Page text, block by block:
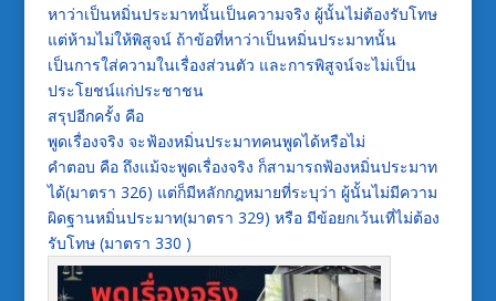
หาว่าเป็นหมิ่นประมาทนั้นเป็นความจริง ผู้นั้นไม่ต้องรับโทษ
แต่ห้ามไม่ให้พิสูจน์ ถ้าข้อที่หาว่าเป็นหมิ่นประมาทนั้น
เป็นการใส่ความในเรื่องส่วนตัว และการพิสูจน์จะไม่เป็น
ประโยชน์แก่ประชาชน
สรุปอีกครั้ง คือ
พูดเรื่องจริง จะฟ้องหมิ่นประมาทคนพูดได้หรือไม่
คำตอบ คือ ถึงแม้จะพูดเรื่องจริง ก็สามารถฟ้องหมิ่นประมาท
ได้(มาตรา 326) แต่ก็มีหลักกฎหมายที่ระบุว่า ผู้นั้นไม่มีความ
ผิดฐานหมิ่นประมาท(มาตรา 329) หรือ มีข้อยกเว้นเที่ไม่ต้อง
รับโทษ (มาตรา 330 )